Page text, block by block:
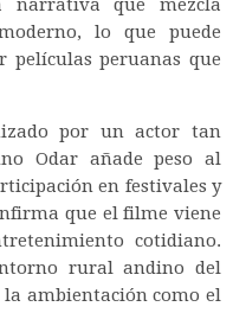
que mezcla
lo que puede
peruanas que
por un actor tan
Odar añade peso al
en festivales y
que el filme viene
cotidiano.
rural andino del
ambientación como el